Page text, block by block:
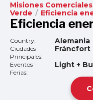
Misiones Comerciales
Verde / Eficiencia
Eficiencia
Country: Alemania
Ciudades
Principales:
Fráncfort
Eventos ·
Ferias:
Light +